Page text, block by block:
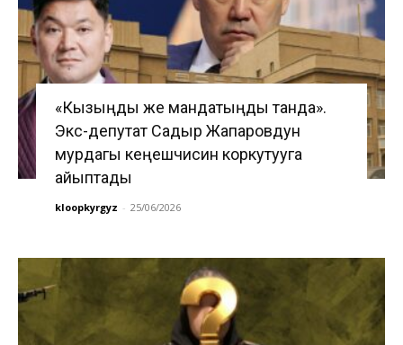
«Кызыңды же мандатыңды танда».
Экс-депутат Садыр Жапаровдун
мурдагы кеңешчисин коркутууга
айыптады
kloopkyrgyz - 25/06/2026